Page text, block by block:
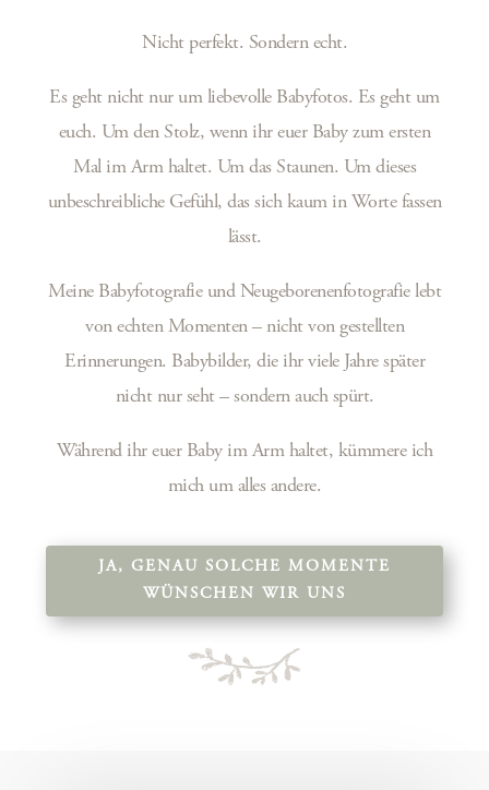
Nicht perfekt. Sondern echt.
Es geht nicht nur um liebevolle Babyfotos. Es geht um
euch. Um den Stolz, wenn ihr euer Baby zum ersten
Mal im Arm haltet. Um das Staunen. Um dieses
unbeschreibliche Gefühl, das sich kaum in Worte fassen
lässt.
Meine Babyfotografie und Neugeborenenfotografie lebt
von echten Momenten – nicht von gestellten
Erinnerungen. Babybilder, die ihr viele Jahre später
nicht nur seht – sondern auch spürt.
Während ihr euer Baby im Arm haltet, kümmere ich
mich um alles andere.
JA, GENAU SOLCHE MOMENTE
WÜNSCHEN WIR UNS